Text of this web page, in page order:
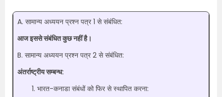
A. सामान्य अध्ययन प्रश्न पत्र 1 से संबंधित:
आज इससे संबंधित कुछ नहीं है।
B. सामान्य अध्ययन प्रश्न पत्र 2 से संबंधित:
अंतर्राष्ट्रीय सम्बन्ध:
भारत-कनाडा संबंधों को फिर से स्थापित करना: